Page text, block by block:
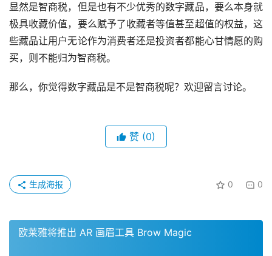
显然是智商税，但是也有不少优秀的数字藏品，要么本身就
极具收藏价值，要么赋予了收藏者等值甚至超值的权益，这
些藏品让用户无论作为消费者还是投资者都能心甘情愿的购
买，则不能归为智商税。
那么，你觉得数字藏品是不是智商税呢？欢迎留言讨论。
赞 (0)
0 0
生成海报
欧莱雅将推出 AR 画眉工具 Brow Magic